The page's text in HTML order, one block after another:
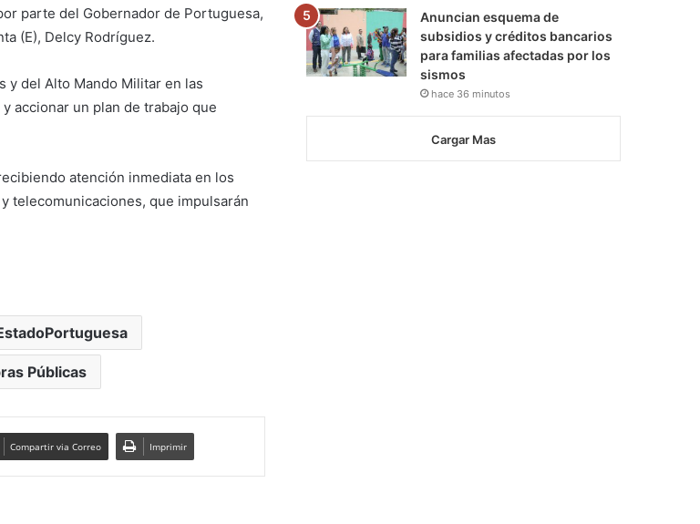
parte del Gobernador de Portuguesa,
(E), Delcy Rodríguez.
y del Alto Mando Militar en las
accionar un plan de trabajo que
atención inmediata en los
telecomunicaciones, que impulsarán
Públicas
Compartir via Correo Imprimir
Anuncian esquema de
subsidios y créditos bancarios
para familias afectadas por los
sismos
hace 36 minutos
Cargar Mas